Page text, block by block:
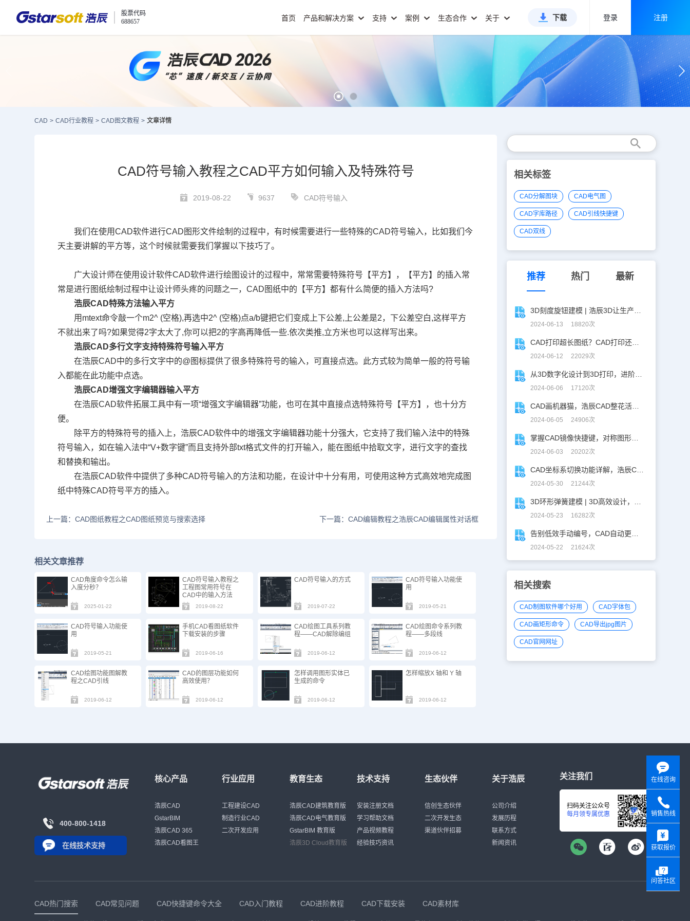
股票代码
688657
首页 产品和解决方案 支持 案例 生态合作 关于 下载 登录 注册
CAD > CAD行业教程 > CAD图文教程 > 文章详情
CAD符号输入教程之CAD平方如何输入及特殊符号
2019-08-22 9637 CAD符号输入
我们在使用CAD软件进行CAD 图形文件绘制的过程中，有时候需要进行一些特殊的CAD符号输入，比如我们今
天主要讲解的平方等，这个时候就需要我们掌握以下技巧了。
广大设计师在使用设计软件CAD软件进行绘图设计的过程中，常常需要特殊符号【平方】，【平方】的插入常
常是进行图纸绘制过程中让设计师头疼的问题之一，CAD 图纸中的【平方】都有什么简便的插入方法吗?
浩辰CAD特殊方法输入平方
用 mtext命令敲一个m2^ (空格),再选中2^ (空格)点a/b键把它们变成上下公差, 上公差是2，下公差空白,这样平方
不就出来了吗?如果觉得2字太大了,你可以把2的字高再降低一些.依次类推,立方米也可以这样写出来。
浩辰CAD多行文字支持特殊符号输入平方
在浩辰CAD中的多行文字中的@ 图标提供了很多特殊符号的输入，可直接点选。此方式较为简单一般的符号输
入都能在此功能中点选。
浩辰CAD增强文字编辑器输入平方
在浩辰CAD软件拓展工具中有一项“增强文字编辑器”功能，也可在其中直接点选特殊符号【平方】，也十分方
便。
除平方的特殊符号的插入上，浩辰CAD软件中的增强文字编辑器功能十分强大，它支持了我们输入法中的特殊
符号输入，如在输入法中“V+数字键”而且支持外部txt格式文件的打开输入，能在图纸中拾取文字，进行文字的查找
和替换和输出。
在浩辰CAD软件中提供了多种CAD符号输入的方法和功能，在设计中十分有用，可使用这种方式高效地完成图
纸中特殊CAD符号平方的插入。
上一篇：CAD图纸教程之CAD图纸预览与搜索选择 下一篇：CAD编辑教程之浩辰CAD编辑属性对话框
相关文章推荐
CAD角度命令怎么输
入度分秒？
2025-01-22
CAD符号输入教程之
工程图常用符号在
CAD中的输入方法
2019-08-22
CAD符号输入的方式
2019-07-22
CAD符号输入功能使
用
2019-05-21
CAD符号输入功能使
用
2019-05-21
手机CAD看图纸软件
下载安装的步骤
2019-06-16
CAD绘图工具系列教
程——CAD解除编组
2019-06-12
CAD绘图命令系列教
程——多段线
2019-06-12
CAD绘图功能图解教
程之CAD引线
2019-06-12
CAD的图层功能如何
高效使用？
2019-06-12
怎样调用图形实体已
生成的命令
2019-06-12
怎样缩放X 轴和 Y 轴
2019-06-12
相关标签
CAD分解图块 CAD电气图
CAD字库路径 CAD引线快捷键
CAD双线
推荐 热门 最新
2024-06-13 18820次
2024-06-12 22029次
2024-06-06 17120次
2024-06-05 24906次
2024-06-03 20202次
2024-05-30 21244次
2024-05-23 16282次
2024-05-22 21624次
相关搜索
CAD制图软件哪个好用 CAD字体包
CAD画矩形命令 CAD导出jpg图片
CAD官网网址
400-800-1418
在线技术支持
核心产品
浩辰CAD
GstarBIM
浩辰CAD 365
浩辰CAD看图王
行业应用
工程建设CAD
制造行业CAD
二次开发应用
教育生态
浩辰CAD建筑教育版
浩辰CAD电气教育版
GstarBIM 教育版
浩辰3D Cloud教育版
技术支持
安装注册文档
学习帮助文档
产品视频教程
经验技巧资讯
生态伙伴
信创生态伙伴
二次开发生态
渠道伙伴招募
关于浩辰
公司介绍
发展历程
联系方式
新闻资讯
关注我们
扫码关注公众号
每月领专属优惠
CAD热门搜索 CAD常见问题 CAD快捷键命令大全 CAD入门教程 CAD进阶教程 CAD下载安装 CAD素材库
在线咨询
销售热线
获取报价
问答社区